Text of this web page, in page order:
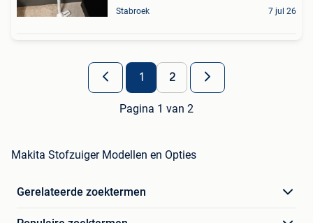
Stabroek 7 jul 26
1 2
Pagina 1 van 2
Makita Stofzuiger Modellen en Opties
Gerelateerde zoektermen